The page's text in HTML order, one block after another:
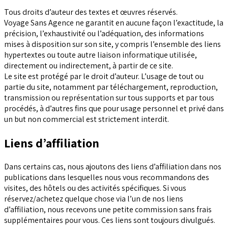
Tous droits d’auteur des textes et œuvres réservés.
Voyage Sans Agence ne garantit en aucune façon l’exactitude, la
précision, l’exhaustivité ou l’adéquation, des informations
mises à disposition sur son site, y compris l’ensemble des liens
hypertextes ou toute autre liaison informatique utilisée,
directement ou indirectement, à partir de ce site.
Le site est protégé par le droit d’auteur. L’usage de tout ou
partie du site, notamment par téléchargement, reproduction,
transmission ou représentation sur tous supports et par tous
procédés, à d’autres fins que pour usage personnel et privé dans
un but non commercial est strictement interdit.
Liens d’affiliation
Dans certains cas, nous ajoutons des liens d’affiliation dans nos
publications dans lesquelles nous vous recommandons des
visites, des hôtels ou des activités spécifiques. Si vous
réservez/achetez quelque chose via l’un de nos liens
d’affiliation, nous recevons une petite commission sans frais
supplémentaires pour vous. Ces liens sont toujours divulgués.